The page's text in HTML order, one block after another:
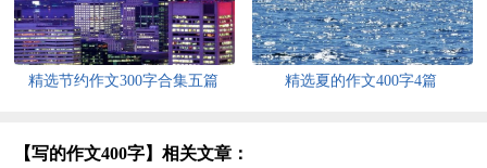
精选节约作文300字合集五篇 精选夏的作文400字4篇
【写的作文400字】相关文章：